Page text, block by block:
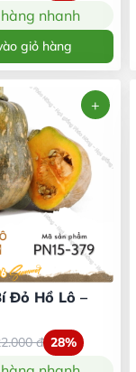
nhanh
giỏ hàng
Đỏ Hồ Lô –
đ 28%